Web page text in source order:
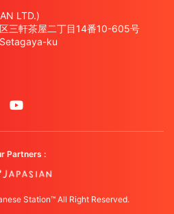
LTD.)
三軒茶屋二丁目14番10-605号
ku
Partners :
Station™ All Right Reserved.